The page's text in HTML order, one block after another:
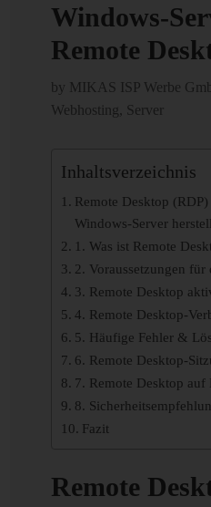
Windows-
Remote
by MIKAS ISP Werbe
Webhosting, Server
Inhaltsverzeichnis
Remote Desktop
Windows-Server
1. Was ist Remote
2. Voraussetzungen für
3. Remote Desktop
4. Remote Desktop-
5. Häufige Fehler &
6. Remote Desktop-
7. Remote Desktop auf
8.
Fazit
Remote